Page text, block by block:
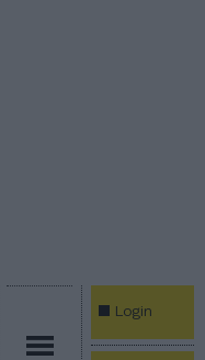
Login